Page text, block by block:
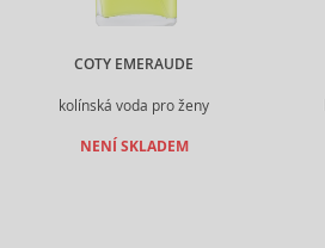
COTY EMERAUDE
kolínská voda pro ženy
NENÍ SKLADEM